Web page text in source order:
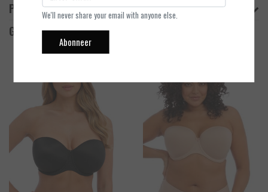
Product informatie
Gerelateerde producten
We'll never share your email with anyone else.
Abonneer